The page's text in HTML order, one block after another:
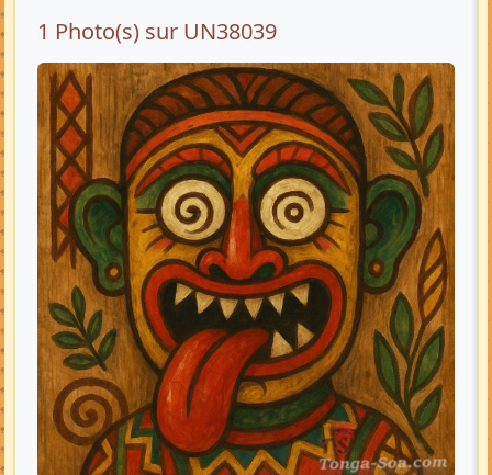
1 Photo(s) sur UN38039